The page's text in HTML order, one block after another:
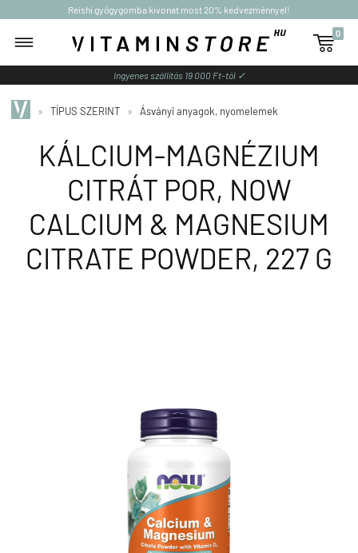
Reishi gyógygomba kivonat most 20% kedvezménnyel!

0
Ingyenes szállítás 19 000 Ft-tól ✓
» TÍPUS SZERINT » Ásványi anyagok, nyomelemek
KÁLCIUM-MAGNÉZIUM
CITRÁT POR, NOW
CALCIUM & MAGNESIUM
CITRATE POWDER, 227 G